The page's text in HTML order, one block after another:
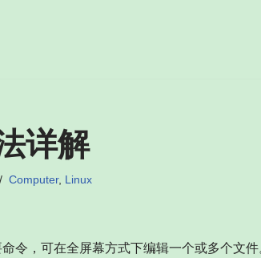
详解
Computer, Linux
令，可在全屏幕方式下编辑一个或多个文